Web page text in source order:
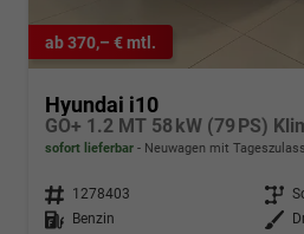
ab 370,– € mtl.
Hyundai i10
sofort lieferbar Neuwagen mit
Fahrzeugnr. 1278403 Getriebe
Kraftstoff
Benzin Außenfarbe